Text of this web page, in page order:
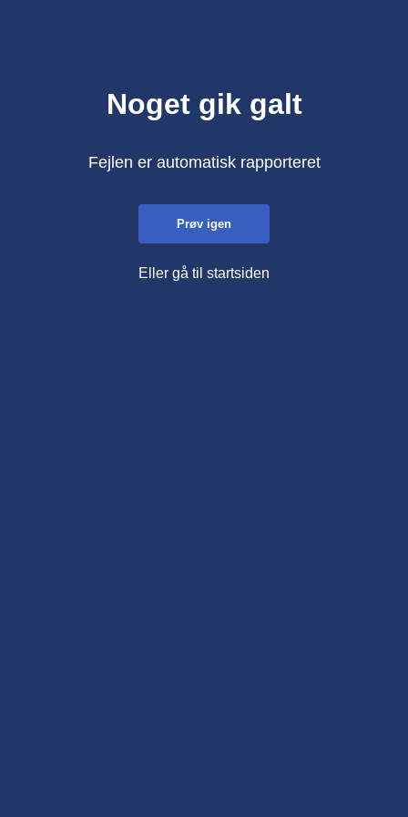
Noget gik galt
Fejlen er automatisk rapporteret
Prøv igen
Eller gå til startsiden